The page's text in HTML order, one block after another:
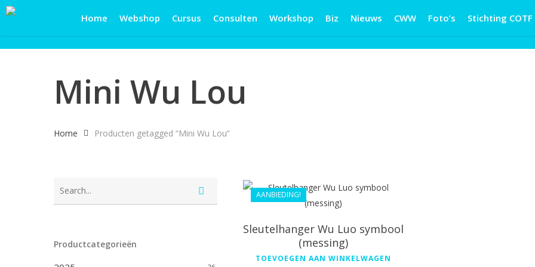
Skip
Home Webshop Cursus Consulten Workshop Biz Nieuws CWW Foto’s Stichting COTF
Mini Wu Lou
Home Producten getagged “Mini Wu Lou”
Productcategorieën
AANBIEDING!
Sleutelhanger Wu Luo symbool
(messing)
TOEVOEGEN AAN WINKELWAGEN